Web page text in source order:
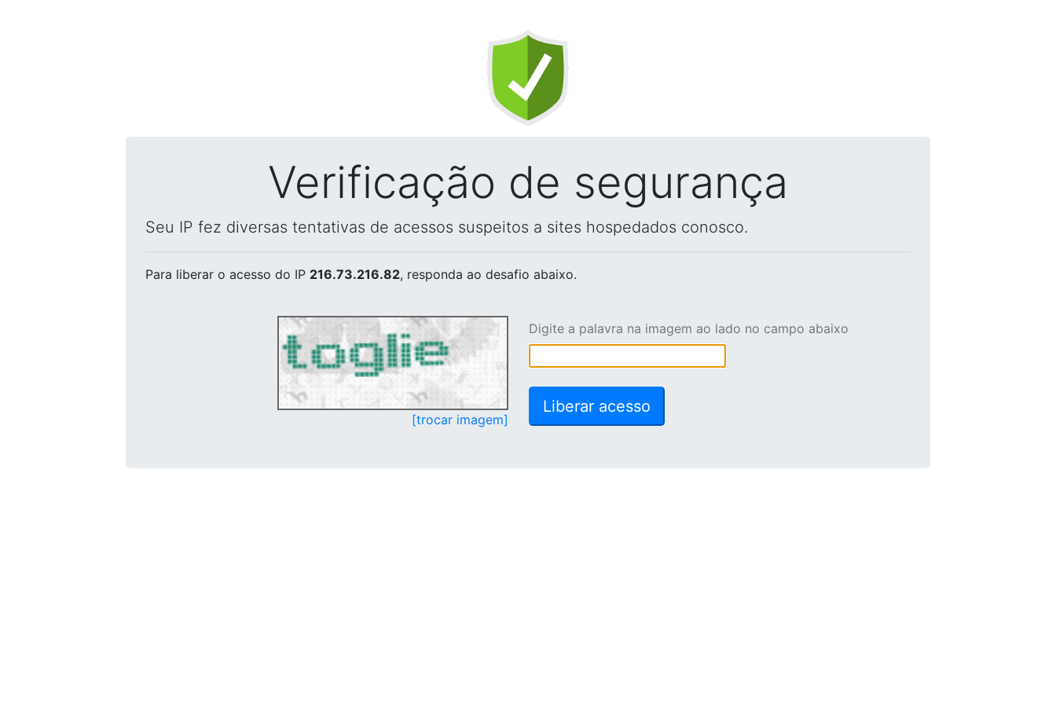
Verificação de segurança
Seu IP fez diversas tentativas de acessos suspeitos a sites hospedados conosco.
Para liberar o acesso do IP 216.73.216.82, responda ao desafio abaixo.
[trocar imagem]
Digite a palavra na imagem ao lado no campo abaixo